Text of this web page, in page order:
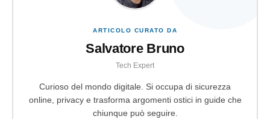
ARTICOLO CURATO DA
Salvatore Bruno
Tech Expert
Curioso del mondo digitale. Si occupa di sicurezza
online, privacy e trasforma argomenti ostici in guide che
chiunque può seguire.